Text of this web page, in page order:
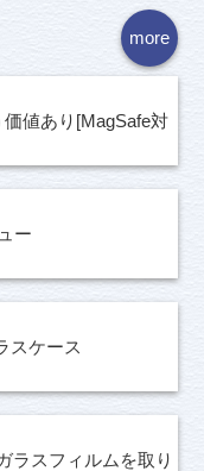
more
値あり[MagSafe対
ー
スケース
ラスフィルムを取り